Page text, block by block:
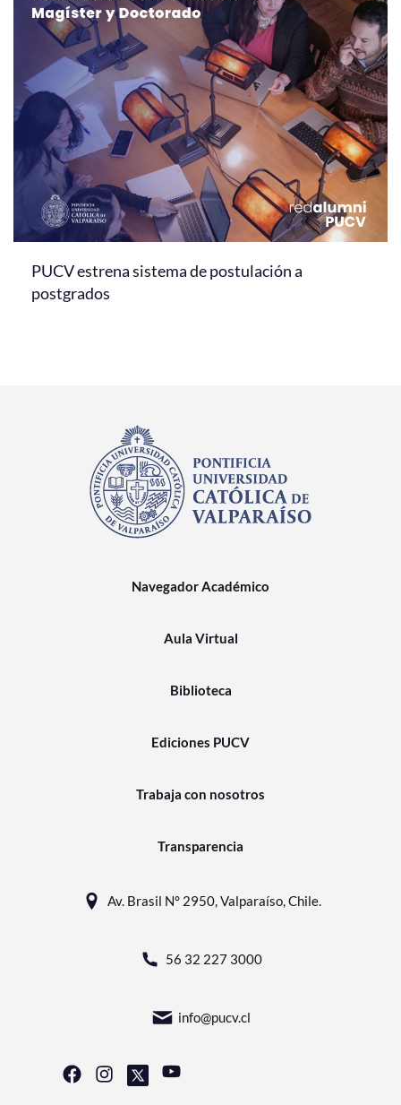
PUCV estrena sistema de postulación a
postgrados
Navegador Académico
Aula Virtual
Biblioteca
Ediciones PUCV
Trabaja con nosotros
Transparencia
Av. Brasil N° 2950, Valparaíso, Chile.
56 32 227 3000
info@pucv.cl